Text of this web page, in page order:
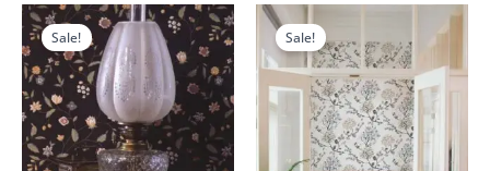
Sale!
Preisspanne:
1,60 €
24,00 €
Preisspanne:
1,60 €
bis
24,00 €
Sale!
bis
49,90 €
bis
49,90 €